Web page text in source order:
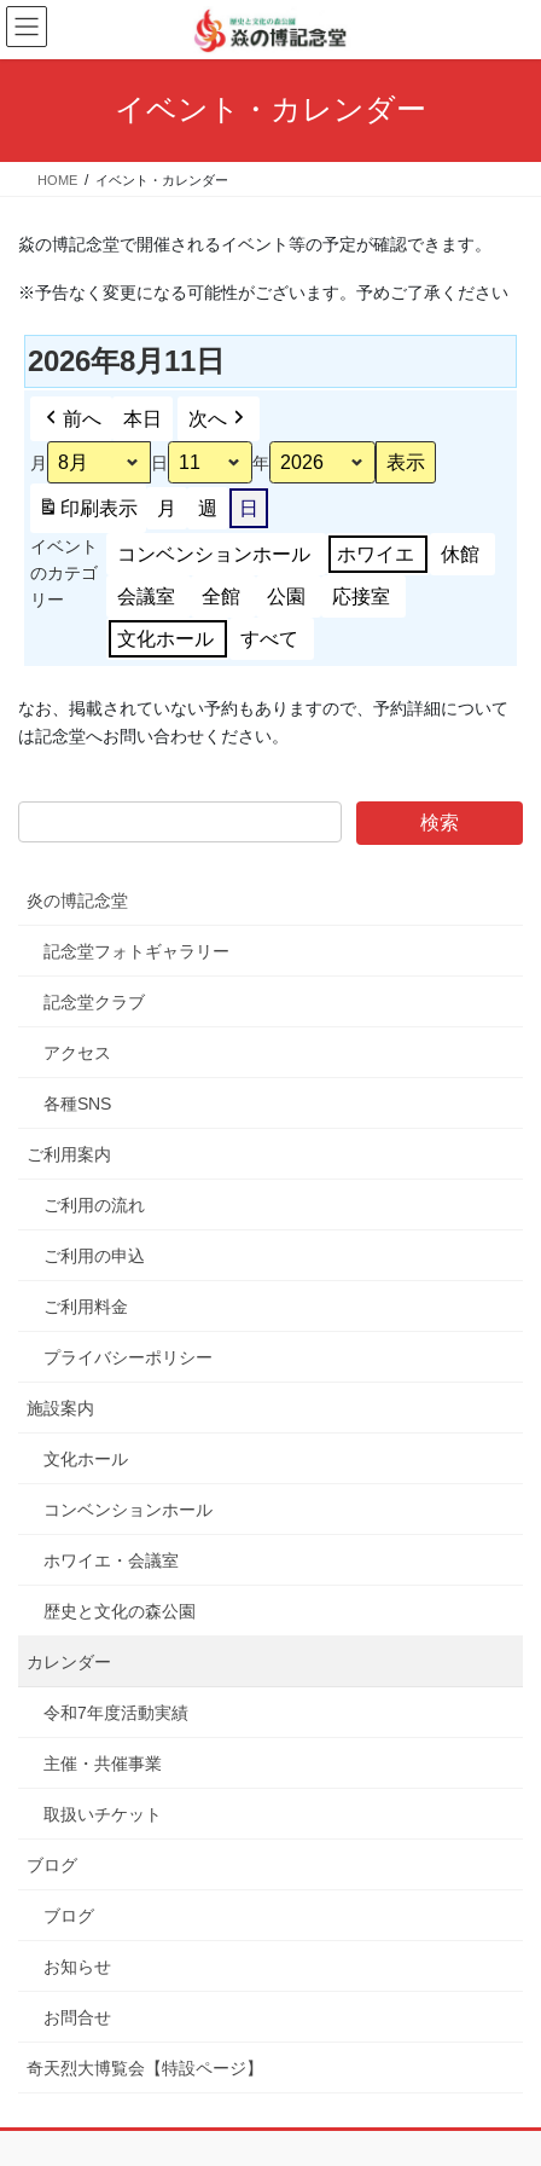
コ
ン
テ
ス
ナ
ビ
ゲ
ン
イベント・カレンダー
HOME イベント・カレンダー
焱の博記念堂で開催されるイベント等の予定が確認できます。
※予告なく変更になる可能性がございます。予めご了承ください
2026年8月11日
前へ 本日 次へ
月 日 年
印刷表示 月 週 日
イベント
のカテゴ
リー
コンベンションホール ホワイエ 休館
会議室 全館 公園 応接室
文化ホール すべて
なお、掲載されていない予約もありますので、予約詳細について
は記念堂へお問い合わせください。
炎の博記念堂
記念堂フォトギャラリー
記念堂クラブ
アクセス
各種SNS
ご利用案内
ご利用の流れ
ご利用の申込
ご利用料金
プライバシーポリシー
施設案内
文化ホール
コンベンションホール
ホワイエ・会議室
歴史と文化の森公園
カレンダー
令和7年度活動実績
主催・共催事業
取扱いチケット
ブログ
ブログ
お知らせ
お問合せ
奇天烈大博覧会【特設ページ】